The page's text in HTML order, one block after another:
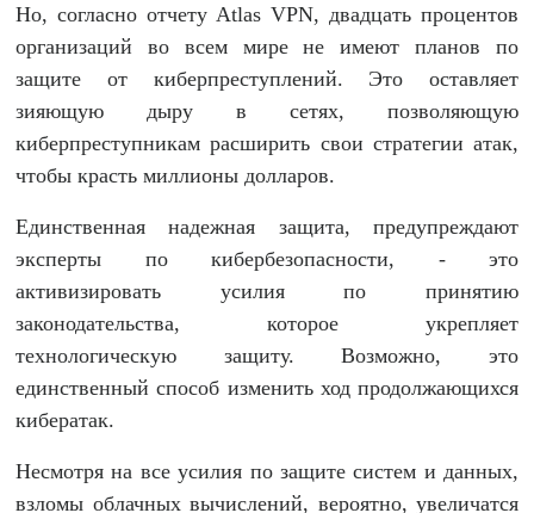
Но, согласно отчету Atlas VPN, двадцать процентов
организаций во всем мире не имеют планов по
защите от киберпреступлений. Это оставляет
зияющую дыру в сетях, позволяющую
киберпреступникам расширить свои стратегии атак,
чтобы красть миллионы долларов.
Единственная надежная защита, предупреждают
эксперты по кибербезопасности, - это
активизировать усилия по принятию
законодательства, которое укрепляет
технологическую защиту. Возможно, это
единственный способ изменить ход продолжающихся
кибератак.
Несмотря на все усилия по защите систем и данных,
взломы облачных вычислений, вероятно, увеличатся